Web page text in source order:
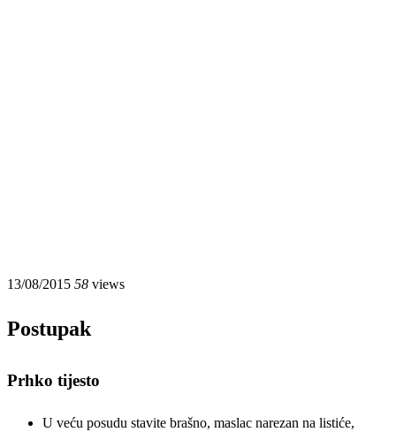
13/08/2015 58 views
Postupak
Prhko tijesto
U veću posudu stavite brašno, maslac narezan na listiće,